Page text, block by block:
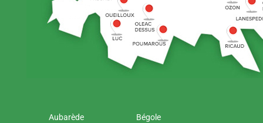
Aubarède Bégole